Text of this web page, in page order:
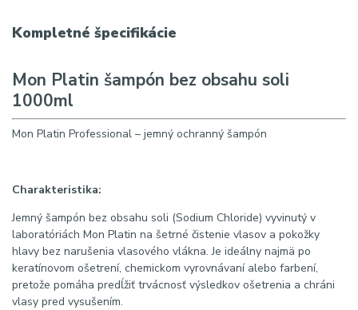
Kompletné špecifikácie
Mon Platin šampón bez obsahu soli
1000ml
Mon Platin Professional – jemný ochranný šampón
Charakteristika:
Jemný šampón bez obsahu soli (Sodium Chloride) vyvinutý v
laboratóriách Mon Platin na šetrné čistenie vlasov a pokožky
hlavy bez narušenia vlasového vlákna. Je ideálny najmä po
keratínovom ošetrení, chemickom vyrovnávaní alebo farbení,
pretože pomáha predĺžiť trvácnosť výsledkov ošetrenia a chráni
vlasy pred vysušením.